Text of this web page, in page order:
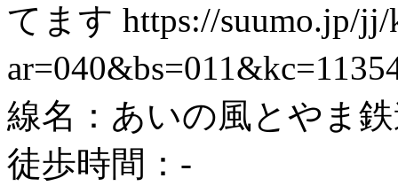
てます https://suumo.jp/jj/
線名：あいの風とやま
徒歩時間：-